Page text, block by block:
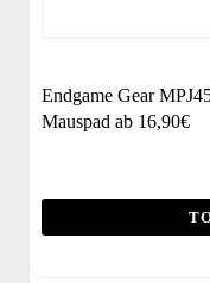
Endgame Gear
Mauspad ab 16,90€